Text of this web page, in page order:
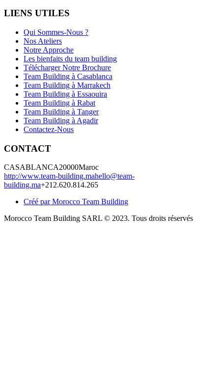
LIENS UTILES
Qui Sommes-Nous ?
Nos Ateliers
Notre Approche
Les bienfaits du team building
Télécharger Notre Brochure
Team Building à Casablanca
Team Building à Marrakech
Team Building à Essaouira
Team Building à Rabat
Team Building à Tanger
Team Building à Agadir
Contactez-Nous
CONTACT
CASABLANCA20000Maroc
http://www.team-building.mahello@team-
building.ma+212.620.814.265
Créé par Morocco Team Building
Morocco Team Building SARL © 2023. Tous droits réservés